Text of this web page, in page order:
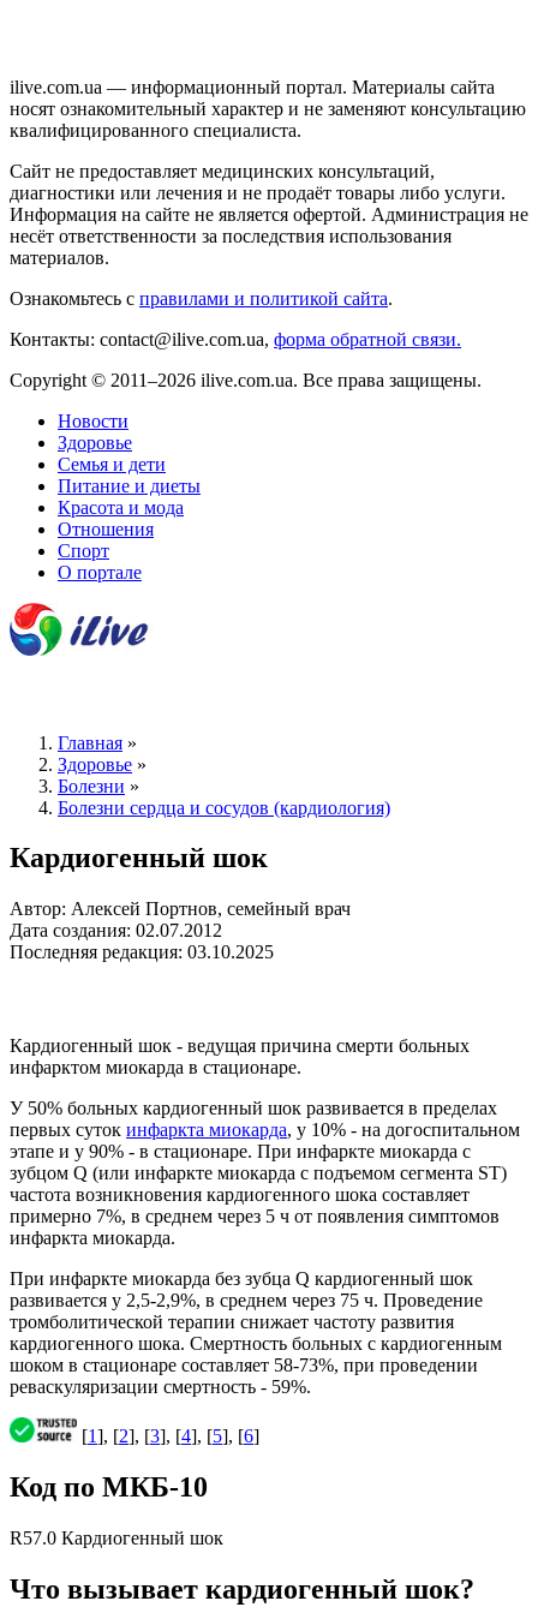
ilive.com.ua — информационный портал. Материалы сайта
носят ознакомительный характер и не заменяют консультацию
квалифицированного специалиста.
Сайт не предоставляет медицинских консультаций,
диагностики или лечения и не продаёт товары либо услуги.
Информация на сайте не является офертой. Администрация не
несёт ответственности за последствия использования
материалов.
Ознакомьтесь с правилами и политикой сайта.
Контакты: contact@ilive.com.ua, форма обратной связи.
Copyright © 2011–2026 ilive.com.ua. Все права защищены.
Новости
Здоровье
Семья и дети
Питание и диеты
Красота и мода
Отношения
Спорт
О портале
Главная »
Здоровье »
Болезни »
Болезни сердца и сосудов (кардиология)
Кардиогенный шок
Автор: Алексей Портнов, семейный врач
Дата создания: 02.07.2012
Последняя редакция: 03.10.2025
Кардиогенный шок - ведущая причина смерти больных
инфарктом миокарда в стационаре.
У 50% больных кардиогенный шок развивается в пределах
первых суток инфаркта миокарда, у 10% - на догоспитальном
этапе и у 90% - в стационаре. При инфаркте миокарда с
зубцом Q (или инфаркте миокарда с подъемом сегмента ST)
частота возникновения кардиогенного шока составляет
примерно 7%, в среднем через 5 ч от появления симптомов
инфаркта миокарда.
При инфаркте миокарда без зубца Q кардиогенный шок
развивается у 2,5-2,9%, в среднем через 75 ч. Проведение
тромболитической терапии снижает частоту развития
кардиогенного шока. Смертность больных с кардиогенным
шоком в стационаре составляет 58-73%, при проведении
реваскуляризации смертность - 59%.
[1], [2], [3], [4], [5], [6]
Код по МКБ-10
R57.0 Кардиогенный шок
Что вызывает кардиогенный шок?